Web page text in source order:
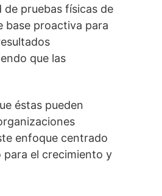
pruebas físicas de
base proactiva para
que las
éstas pueden
enfoque centrado
el crecimiento y